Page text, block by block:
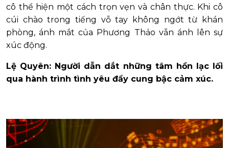
cô thể hiện một cách trọn vẹn và chân thực. Khi cô
cúi chào trong tiếng vỗ tay không ngớt từ khán
phòng, ánh mắt của Phương Thảo vẫn ánh lên sự
xúc động.
Lệ Quyên: Người dẫn dắt những tâm hồn lạc lối
qua hành trình tình yêu đầy cung bậc cảm xúc.